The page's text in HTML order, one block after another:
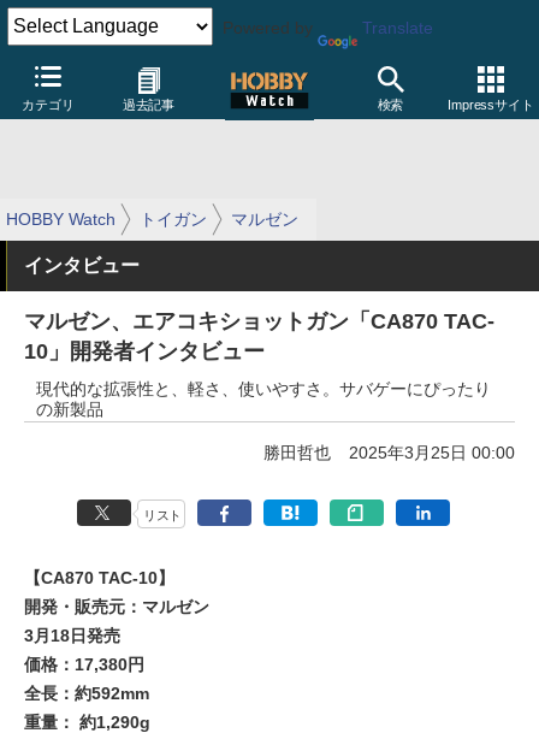
Powered by Translate
カテゴリ 過去記事 検索 Impressサイト
HOBBY Watch トイガン マルゼン
インタビュー
マルゼン、エアコキショットガン「CA870 TAC-
10」開発者インタビュー
現代的な拡張性と、軽さ、使いやすさ。サバゲーにぴったり
の新製品
勝田哲也 2025年3月25日 00:00
リスト
【CA870 TAC-10】
開発・販売元：マルゼン
3月18日発売
価格：17,380円
全長：約592mm
重量： 約1,290g